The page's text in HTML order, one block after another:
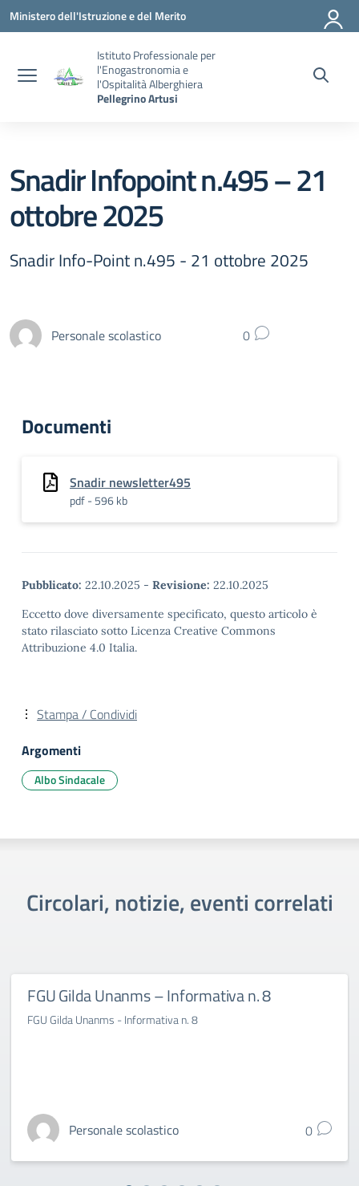
Vai ai contenuti
Vai al menu di navigazione
Vai al footer
Ministero dell'Istruzione e del Merito
Istituto Professionale per
l'Enogastronomia e
l'Ospitalità Alberghiera
Pellegrino Artusi
Snadir Infopoint n.495 – 21
ottobre 2025
Snadir Info-Point n.495 - 21 ottobre 2025
Personale scolastico 0
Documenti
Snadir newsletter495
pdf - 596 kb
Pubblicato: 22.10.2025 - Revisione: 22.10.2025
Eccetto dove diversamente specificato, questo articolo è
stato rilasciato sotto Licenza Creative Commons
Attribuzione 4.0 Italia.
Stampa / Condividi
Argomenti
Albo Sindacale
Circolari, notizie, eventi correlati
FGU Gilda Unanms – Informativa n. 8
FGU Gilda Unanms - Informativa n. 8
Personale scolastico 0